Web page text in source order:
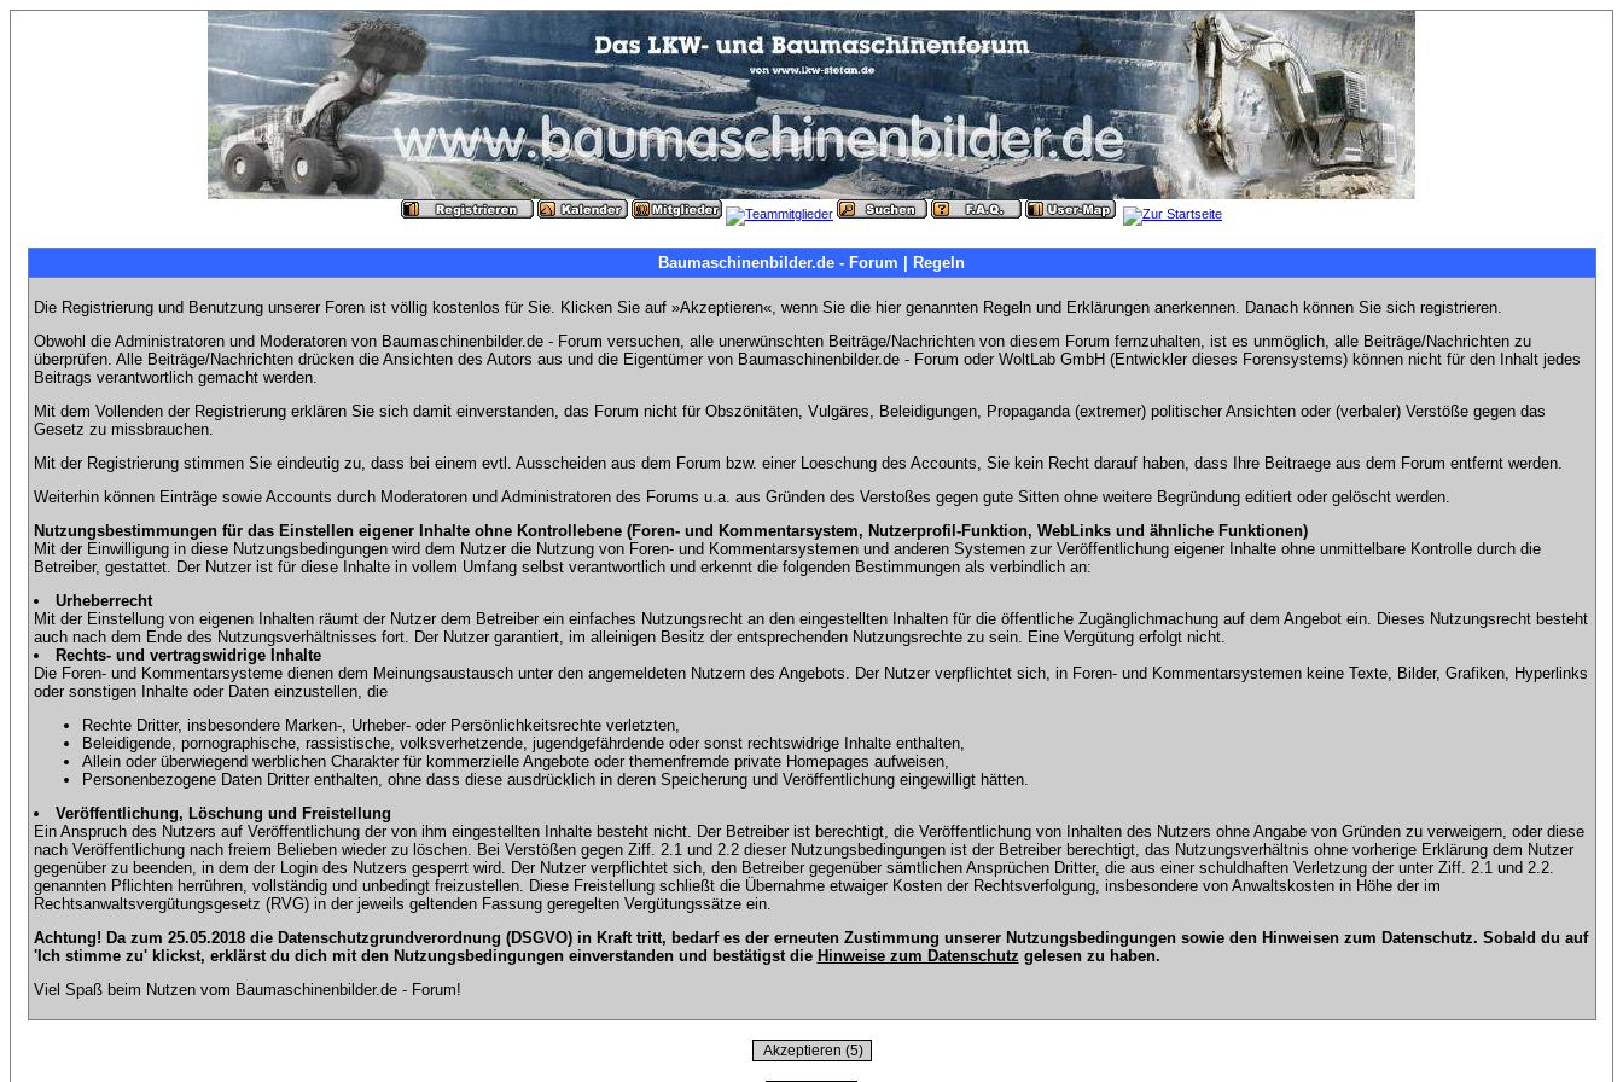
Baumaschinenbilder.de - Forum | Regeln
Die Registrierung und Benutzung unserer Foren ist völlig kostenlos für Sie. Klicken Sie auf »Akzeptieren«, wenn Sie die hier genannten Regeln und Erklärungen anerkennen. Danach können Sie sich registrieren.
Obwohl die Administratoren und Moderatoren von Baumaschinenbilder.de - Forum versuchen, alle unerwünschten Beiträge/Nachrichten von diesem Forum fernzuhalten, ist es unmöglich, alle Beiträge/Nachrichten zu
überprüfen. Alle Beiträge/Nachrichten drücken die Ansichten des Autors aus und die Eigentümer von Baumaschinenbilder.de - Forum oder WoltLab GmbH (Entwickler dieses Forensystems) können nicht für den Inhalt jedes
Beitrags verantwortlich gemacht werden.
Mit dem Vollenden der Registrierung erklären Sie sich damit einverstanden, das Forum nicht für Obszönitäten, Vulgäres, Beleidigungen, Propaganda (extremer) politischer Ansichten oder (verbaler) Verstöße gegen das
Gesetz zu missbrauchen.
Mit der Registrierung stimmen Sie eindeutig zu, dass bei einem evtl. Ausscheiden aus dem Forum bzw. einer Loeschung des Accounts, Sie kein Recht darauf haben, dass Ihre Beitraege aus dem Forum entfernt werden.
Weiterhin können Einträge sowie Accounts durch Moderatoren und Administratoren des Forums u.a. aus Gründen des Verstoßes gegen gute Sitten ohne weitere Begründung editiert oder gelöscht werden.
Nutzungsbestimmungen für das Einstellen eigener Inhalte ohne Kontrollebene (Foren- und Kommentarsystem, Nutzerprofil-Funktion, WebLinks und ähnliche Funktionen)
Mit der Einwilligung in diese Nutzungsbedingungen wird dem Nutzer die Nutzung von Foren- und Kommentarsystemen und anderen Systemen zur Veröffentlichung eigener Inhalte ohne unmittelbare Kontrolle durch die
Betreiber, gestattet. Der Nutzer ist für diese Inhalte in vollem Umfang selbst verantwortlich und erkennt die folgenden Bestimmungen als verbindlich an:
Urheberrecht
Mit der Einstellung von eigenen Inhalten räumt der Nutzer dem Betreiber ein einfaches Nutzungsrecht an den eingestellten Inhalten für die öffentliche Zugänglichmachung auf dem Angebot ein. Dieses Nutzungsrecht besteht
auch nach dem Ende des Nutzungsverhältnisses fort. Der Nutzer garantiert, im alleinigen Besitz der entsprechenden Nutzungsrechte zu sein. Eine Vergütung erfolgt nicht.
Rechts- und vertragswidrige Inhalte
Die Foren- und Kommentarsysteme dienen dem Meinungsaustausch unter den angemeldeten Nutzern des Angebots. Der Nutzer verpflichtet sich, in Foren- und Kommentarsystemen keine Texte, Bilder, Grafiken, Hyperlinks
oder sonstigen Inhalte oder Daten einzustellen, die
Rechte Dritter, insbesondere Marken-, Urheber- oder Persönlichkeitsrechte verletzten,
Beleidigende, pornographische, rassistische, volksverhetzende, jugendgefährdende oder sonst rechtswidrige Inhalte enthalten,
Allein oder überwiegend werblichen Charakter für kommerzielle Angebote oder themenfremde private Homepages aufweisen,
Personenbezogene Daten Dritter enthalten, ohne dass diese ausdrücklich in deren Speicherung und Veröffentlichung eingewilligt hätten.
Veröffentlichung, Löschung und Freistellung
Ein Anspruch des Nutzers auf Veröffentlichung der von ihm eingestellten Inhalte besteht nicht. Der Betreiber ist berechtigt, die Veröffentlichung von Inhalten des Nutzers ohne Angabe von Gründen zu verweigern, oder diese
nach Veröffentlichung nach freiem Belieben wieder zu löschen. Bei Verstößen gegen Ziff. 2.1 und 2.2 dieser Nutzungsbedingungen ist der Betreiber berechtigt, das Nutzungsverhältnis ohne vorherige Erklärung dem Nutzer
gegenüber zu beenden, in dem der Login des Nutzers gesperrt wird. Der Nutzer verpflichtet sich, den Betreiber gegenüber sämtlichen Ansprüchen Dritter, die aus einer schuldhaften Verletzung der unter Ziff. 2.1 und 2.2.
genannten Pflichten herrühren, vollständig und unbedingt freizustellen. Diese Freistellung schließt die Übernahme etwaiger Kosten der Rechtsverfolgung, insbesondere von Anwaltskosten in Höhe der im
Rechtsanwaltsvergütungsgesetz (RVG) in der jeweils geltenden Fassung geregelten Vergütungssätze ein.
Achtung! Da zum 25.05.2018 die Datenschutzgrundverordnung (DSGVO) in Kraft tritt, bedarf es der erneuten Zustimmung unserer Nutzungsbedingungen sowie den Hinweisen zum Datenschutz. Sobald du auf
'Ich stimme zu' klickst, erklärst du dich mit den Nutzungsbedingungen einverstanden und bestätigst die Hinweise zum Datenschutz gelesen zu haben.
Viel Spaß beim Nutzen vom Baumaschinenbilder.de - Forum!